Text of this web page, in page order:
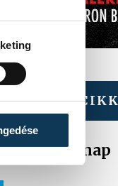
TOVÁBBI
nap